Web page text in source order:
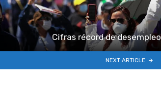
Cifras récord de desempleo
NEXT ARTICLE